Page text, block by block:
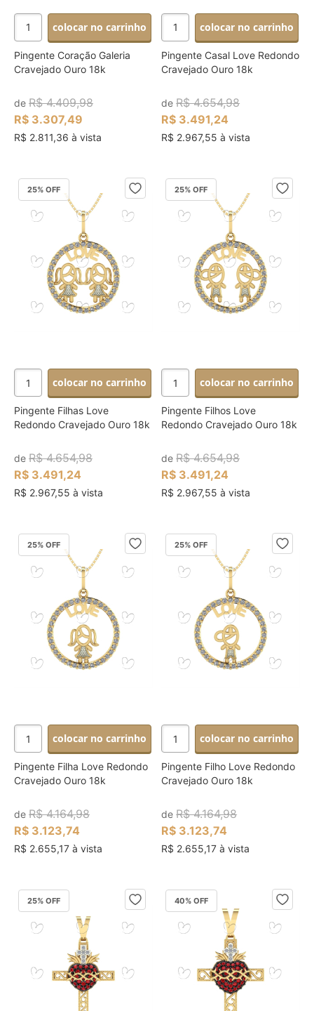
colocar no carrinho
Pingente Coração Galeria
Cravejado Ouro 18k
de R$ 4.409,98
R$ 3.307,49
R$ 2.811,36 à vista
colocar no carrinho
Pingente Casal Love Redondo
Cravejado Ouro 18k
deR$ 4.654,98
R$ 3.491,24
R$ 2.967,55 à vista
25% OFF
colocar no carrinho
Pingente Filhas Love
Redondo Cravejado Ouro 18k
de R$ 4.654,98
R$ 3.491,24
R$ 2.967,55 à vista
25% OFF
colocar no carrinho
Pingente Filhos Love
Redondo Cravejado Ouro 18k
deR$ 4.654,98
R$ 3.491,24
R$ 2.967,55 à vista
25% OFF
colocar no carrinho
Pingente Filha Love Redondo
Cravejado Ouro 18k
de R$ 4.164,98
R$ 3.123,74
R$ 2.655,17 à vista
25% OFF
colocar no carrinho
Pingente Filho Love Redondo
Cravejado Ouro 18k
deR$ 4.164,98
R$ 3.123,74
R$ 2.655,17 à vista
25% OFF 40% OFF